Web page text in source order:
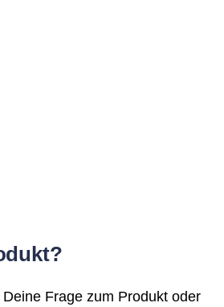
Frage zum Produkt oder